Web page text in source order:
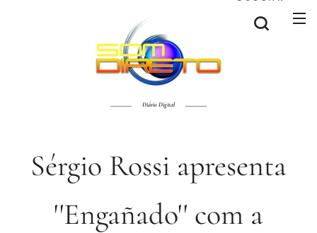
Diário Digital
Sérgio Rossi apresenta
''Engañado'' com a